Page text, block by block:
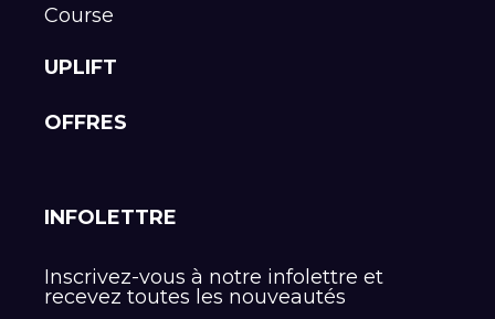
Course
UPLIFT
OFFRES
INFOLETTRE
Inscrivez-vous à notre infolettre et
recevez toutes les nouveautés